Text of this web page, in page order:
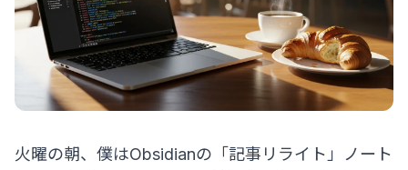
火曜の朝、僕はObsidianの「記事リライト」ノート